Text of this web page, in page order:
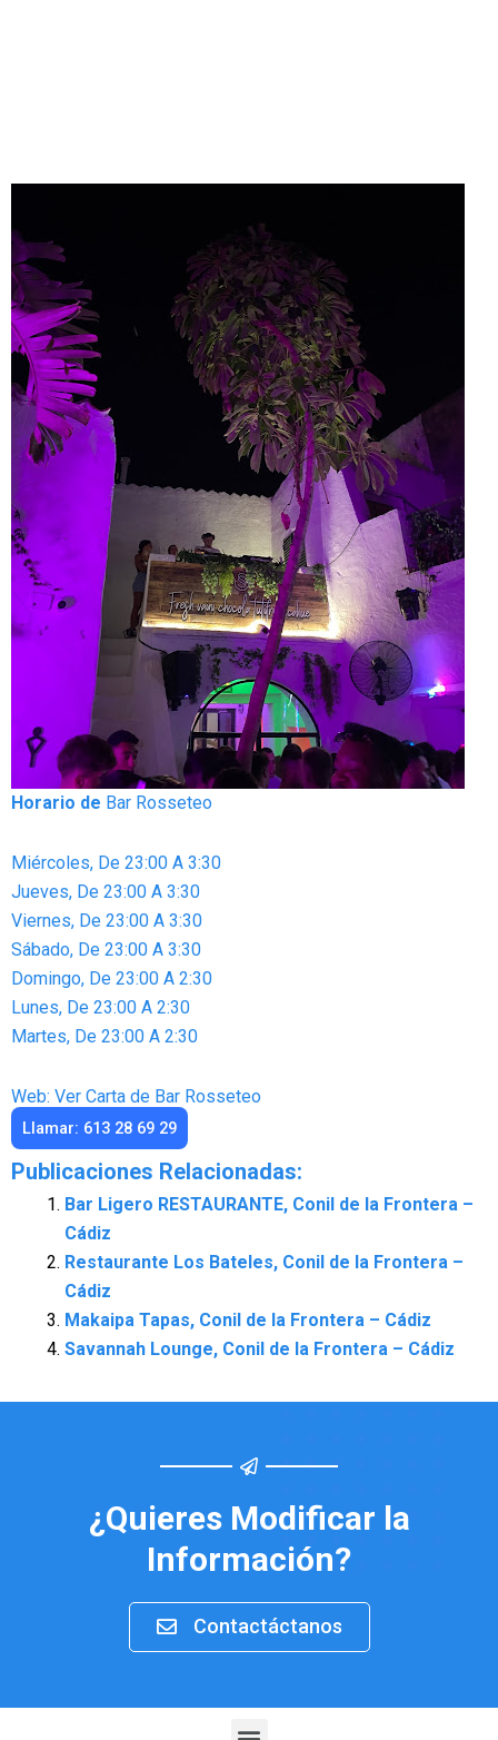
Horario de Bar Rosseteo
Miércoles, De 23:00 A 3:30
Jueves, De 23:00 A 3:30
Viernes, De 23:00 A 3:30
Sábado, De 23:00 A 3:30
Domingo, De 23:00 A 2:30
Lunes, De 23:00 A 2:30
Martes, De 23:00 A 2:30
Web: Ver Carta de Bar Rosseteo
Llamar: 613 28 69 29
Publicaciones Relacionadas:
Bar Ligero RESTAURANTE, Conil de la Frontera –
Cádiz
Restaurante Los Bateles, Conil de la Frontera –
Cádiz
Makaipa Tapas, Conil de la Frontera – Cádiz
Savannah Lounge, Conil de la Frontera – Cádiz
¿Quieres Modificar la
Información?
Contactáctanos
Menu